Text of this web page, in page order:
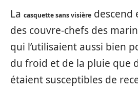
La casquette sans visière descend
des couvre-chefs des
qui l’utilisaient aussi bien
du froid et de la pluie que
étaient susceptibles de